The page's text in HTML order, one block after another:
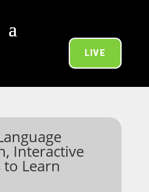
LIVE
Interactive
Learn